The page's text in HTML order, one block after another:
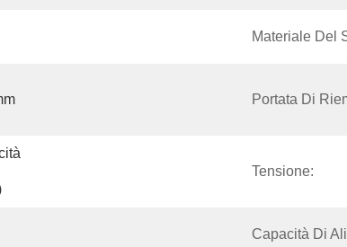
Materiale Del
Portata Di
Tensione:
Capacità Di